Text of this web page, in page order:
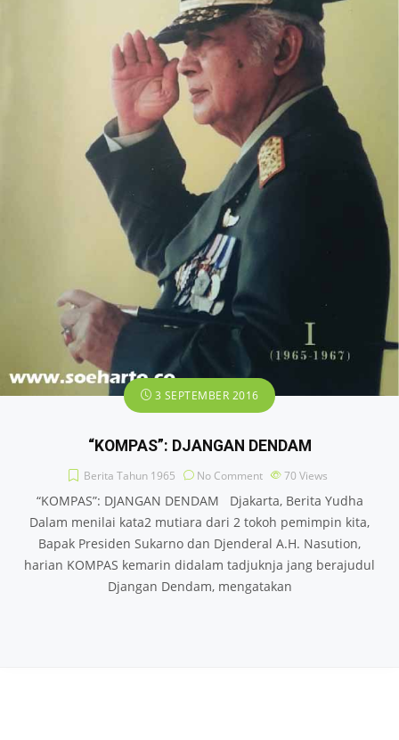
3 SEPTEMBER 2016
“KOMPAS”: DJANGAN DENDAM
Berita Tahun 1965 No Comment 70 Views
“KOMPAS”: DJANGAN DENDAM Djakarta, Berita Yudha
Dalam menilai kata2 mutiara dari 2 tokoh pemimpin kita,
Bapak Presiden Sukarno dan Djenderal A.H. Nasution,
harian KOMPAS kemarin didalam tadjuknja jang berajudul
Djangan Dendam, mengatakan